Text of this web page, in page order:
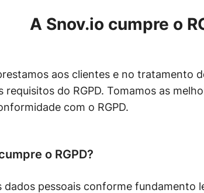
A Snov.io cumpre o
aos clientes e no tratamento
requisitos do RGPD. Tomamos as
com o RGPD.
o RGPD?
pessoais conforme fundamento